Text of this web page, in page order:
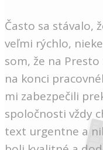
Často sa stávalo,
veľmi rýchlo,
som, že na
na konci
mi zabezpečili
spoločnosti vždy
text urgentne a